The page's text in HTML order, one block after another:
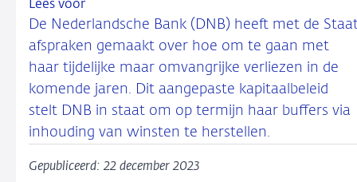
Lees voor
De Nederlandsche Bank (DNB) heeft met de
afspraken gemaakt over hoe om te gaan met
haar tijdelijke maar omvangrijke verliezen in de
komende jaren. Dit aangepaste kapitaalbeleid
stelt DNB in staat om op termijn haar buffers via
inhouding van winsten te herstellen.
Gepubliceerd: 22 december 2023